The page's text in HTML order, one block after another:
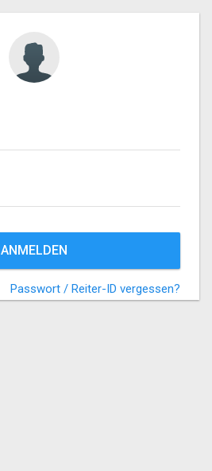
ANMELDEN
Passwort / Reiter-ID vergessen?